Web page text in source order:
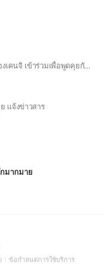
กลุ่มที่จะอัพเดตเกี่ยวกับพี่โก้พี่เก๊กน้องเคนจิ เข้าร่วมเพื่อพูดคุยกันได้แบบไม่ต้องเขินอาย
แจ้งข่าวสาร
มากมาย
(Open
ข้อกำหนดการใช้บริการ(Open